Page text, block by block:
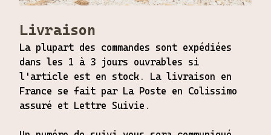
Livraison
La plupart des commandes sont expédiées
dans les 1 à 3 jours ouvrables si
l'article est en stock. La livraison en
France se fait par La Poste en Colissimo
assuré et Lettre Suivie.